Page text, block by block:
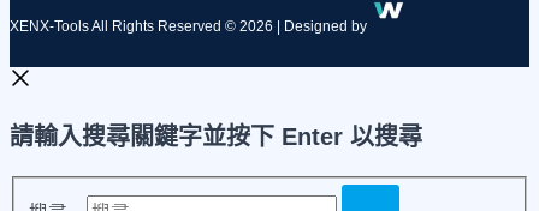
XENX-Tools All Rights Reserved © 2026 | Designed by
請輸入搜尋關鍵字並按下 Enter 以搜尋